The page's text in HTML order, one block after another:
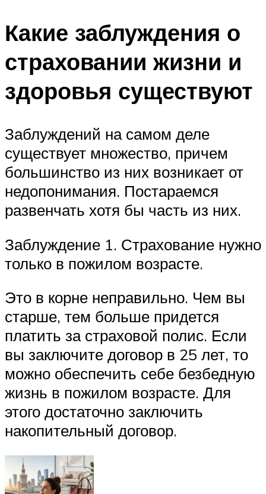
Какие заблуждения о
страховании жизни и
здоровья существуют
Заблуждений на самом деле
существует множество, причем
большинство из них возникает от
недопонимания. Постараемся
развенчать хотя бы часть из них.
Заблуждение 1. Страхование нужно
только в пожилом возрасте.
Это в корне неправильно. Чем вы
старше, тем больше придется
платить за страховой полис. Если
вы заключите договор в 25 лет, то
можно обеспечить себе безбедную
жизнь в пожилом возрасте. Для
этого достаточно заключить
накопительный договор.